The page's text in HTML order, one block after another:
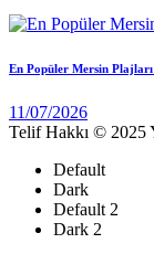
En Popüler Mersin
11/07/2026
Telif Hakkı © 2025
Default
Dark
Default 2
Dark 2